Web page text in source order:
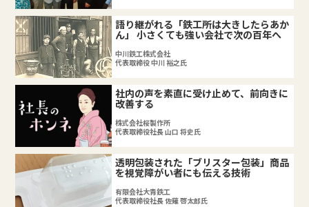
語り継がれる「鉄工所は大きしたらあか
ん」 小さくても強い会社で次の百年へ
中川鉄工株式会社
代表取締役 中川 裕之氏
社内の声を素直に受け止めて、前向きに
改善する
株式会社桜製作所
代表取締役社長 山口 将史氏
透明包装された「ブリスター包装」商品
を視覚障がい者にも伝える技術
有限会社大青鉄工
代表取締役社長 佐薙 啓太郎氏